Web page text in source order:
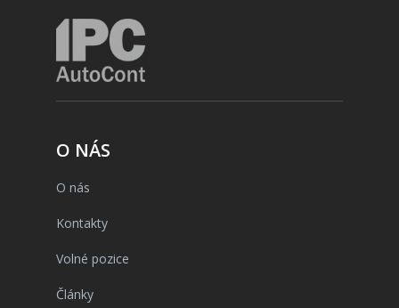
O NÁS
O nás
Kontakty
Volné pozice
Články